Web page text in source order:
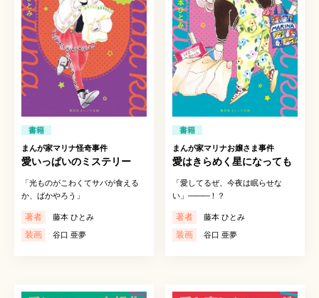
書籍
まんが家マリナ怪奇事件
愛いっぱいのミステリー
「光ものがこわくてサバが食える
か、ばかやろう」
著者 藤本 ひとみ
装画 谷口 亜夢
書籍
まんが家マリナお嬢さま事件
愛はきらめく星になっても
「愛してるぜ、今夜は眠らせな
い」―――！？
著者 藤本 ひとみ
装画 谷口 亜夢